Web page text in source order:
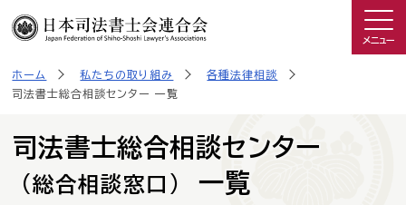
司法書士を知る
日司連について
私たちの取り組み
メニュー
ホーム 私たちの取り組み
各種法律相談
司法書士総合相談センター 一覧
司法書士総合相談センター
(総合相談窓口) 一覧